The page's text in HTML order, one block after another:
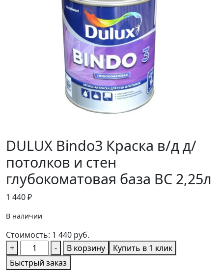
DULUX Bindo3 Краска в/д д/
потолков и стен
глубокоматовая база BC 2,25л
1 440₽
В наличии
Стоимость: 1 440 руб.
+
Количество
товара
DULUX
- В корзину
Купить в 1 клик
Быстрый заказ